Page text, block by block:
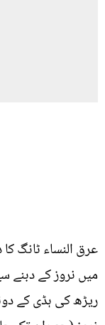
عرق النساء ٹانگ
میں نروز کے دبنے
ریڑھ کی ہڈی کے